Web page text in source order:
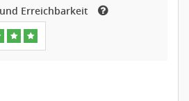
Erreichbarkeit